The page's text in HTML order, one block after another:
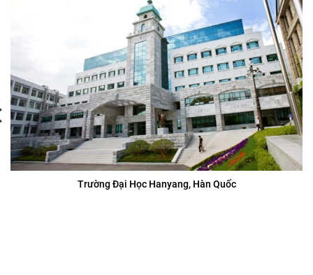
Trường Đại Học Hanyang, Hàn Quốc